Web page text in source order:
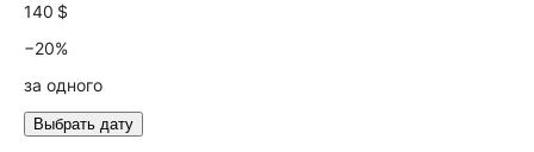
140 $
−20%
за одного
Выбрать дату